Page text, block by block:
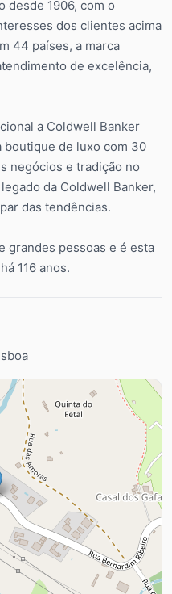
desde 1906, com o
dos clientes acima
44 países, a marca
de excelência,
a Coldwell Banker
boutique de luxo com 30
negócios e tradição no
da Coldwell Banker,
das tendências.
grandes pessoas e é esta
116 anos.